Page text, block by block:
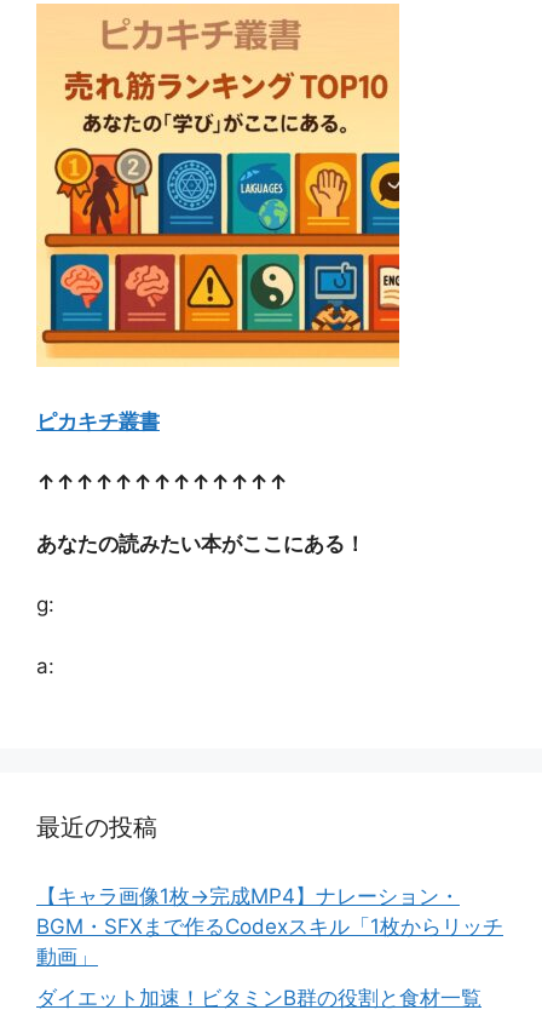
ピカキチ叢書
↑↑↑↑↑↑↑↑↑↑↑↑↑
あなたの読みたい本がここにある！
g:
a:
最近の投稿
【キャラ画像1枚→完成MP4】ナレーション・
BGM・SFXまで作るCodexスキル「1枚からリッチ
動画」
ダイエット加速！ビタミンB群の役割と食材一覧